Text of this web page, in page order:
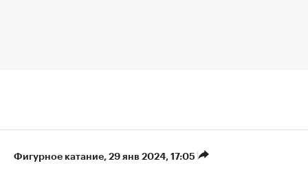
Фигурное катание⁠, 29 янв 2024, 17:05